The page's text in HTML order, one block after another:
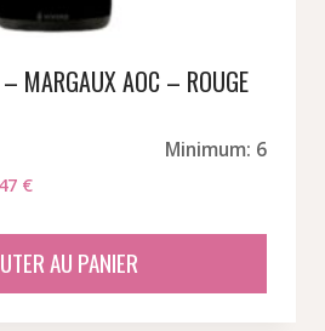
MARGAUX AOC – ROUGE
Minimum: 6
€
AU PANIER